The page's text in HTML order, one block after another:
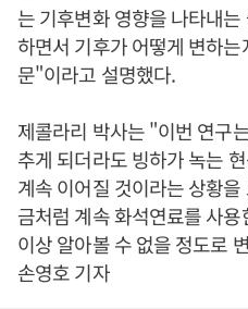
는 기후변화 영향을 나타내
하면서 기후가 어떻게 변하
문"이라고 설명했다.
제콜라리 박사는 "이번 연구
추게 되더라도 빙하가 녹는
계속 이어질 것이라는 상황
금처럼 계속 화석연료를 사
이상 알아볼 수 없을 정도로
손영호 기자